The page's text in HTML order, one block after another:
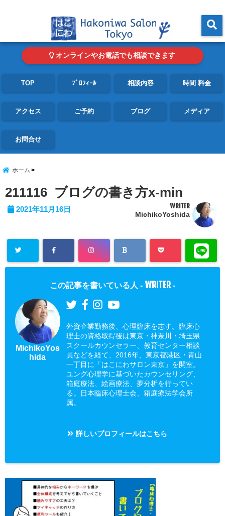
オンラインやお電話でも相談できます
TOP ﾌﾟﾛﾌｨｰﾙ 相談内容 時間 料金
アクセス ご予約 ブログ メディア
お問合せ
ホーム
211116_ブログの書き方x-min
2021年11月16日 WRITER
MichikoYoshida
この記事を書いている人 - WRITER -
MichikoYos
hida
外資企業勤務後、心理臨床を志す。臨床心
理士の資格取得後は東京・神奈川・埼玉県
スクールカウンセラー、教育センター相談
員などを経て、2016年、東京都港区・青山
一丁目に「はこにわサロン東京」を開室。
ユング心理学に基づいたカウンセリング、
箱庭療法、絵画療法、夢分析を行ってい
る。日本臨床心理士会、箱庭療法学会所
属。
詳しいプロフィールはこちら